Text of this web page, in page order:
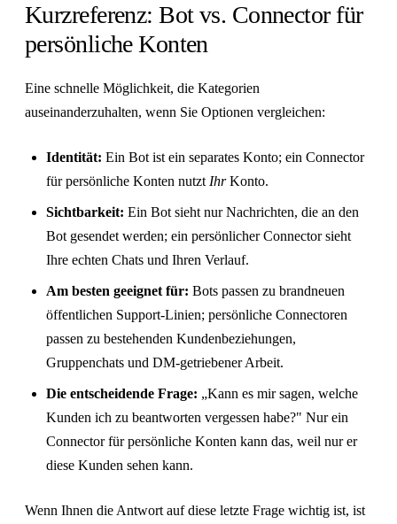
Kurzreferenz: Bot vs. Connector für
persönliche Konten
Eine schnelle Möglichkeit, die Kategorien
auseinanderzuhalten, wenn Sie Optionen vergleichen:
Identität: Ein Bot ist ein separates Konto; ein Connector
für persönliche Konten nutzt IhrKonto.
Sichtbarkeit: Ein Bot sieht nur Nachrichten, die an den
Bot gesendet werden; ein persönlicher Connector sieht
Ihre echten Chats und Ihren Verlauf.
Am besten geeignet für: Bots passen zu brandneuen
öffentlichen Support-Linien; persönliche Connectoren
passen zu bestehenden Kundenbeziehungen,
Gruppenchats und DM-getriebener Arbeit.
Die entscheidende Frage: „Kann es mir sagen, welche
Kunden ich zu beantworten vergessen habe?" Nur ein
Connector für persönliche Konten kann das, weil nur er
diese Kunden sehen kann.
Wenn Ihnen die Antwort auf diese letzte Frage wichtig ist, ist